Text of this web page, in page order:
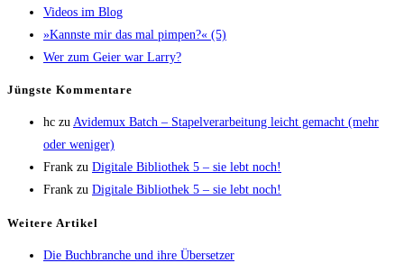
Vide­os im Blog
»Kanns­te mir das mal pim­pen?« (5)
Wer zum Gei­er war Larry?
Jüngs­te Kommentare
hc zu Avi­de­mux Batch – Sta­pel­ver­ar­bei­tung leicht gemacht (mehr
oder weniger)
Frank zu Digi­ta­le Biblio­thek 5 – sie lebt noch!
Frank zu Digi­ta­le Biblio­thek 5 – sie lebt noch!
Wei­te­re Artikel
Die Buch­bran­che und ihre Übersetzer